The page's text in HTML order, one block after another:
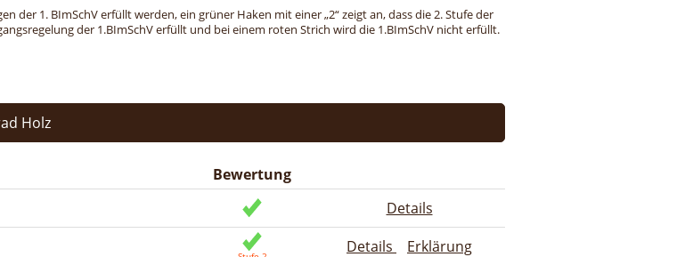
der 1. BImSchV erfüllt werden, ein grüner Haken mit einer „2“ zeigt an, dass die 2. Stufe der
der 1.BImSchV erfüllt und bei einem roten Strich wird die 1.BImSchV nicht erfüllt.
Holz
Bewertung
Details
Details
Erklärung